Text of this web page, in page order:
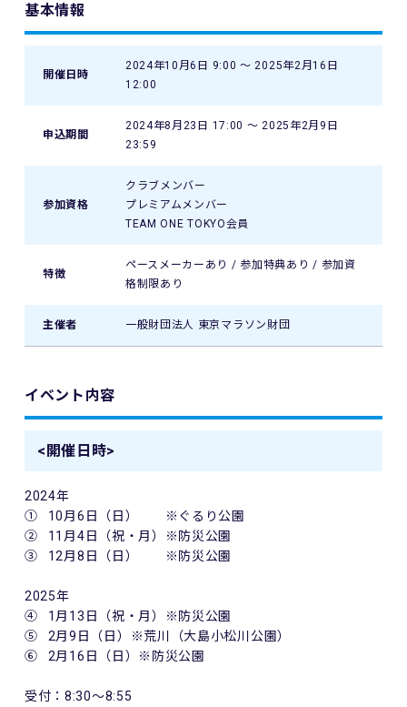
基本情報
開催日時
2024年10月6日 9:00 〜 2025年2月16日
12:00
申込期間
2024年8月23日 17:00 〜 2025年2月9日
23:59
参加資格
クラブメンバー
プレミアムメンバー
TEAM ONE TOKYO会員
特徴
ペースメーカーあり / 参加特典あり / 参加資
格制限あり
主催者 一般財団法人 東京マラソン財団
イベント内容
<開催日時>
2024年
① 10月 6 日（日） ※ぐるり公園
② 11 月 4 日（祝・月）※防災公園
③ 12月 8 日（日） ※防災公園
2025年
④ 1 月 13 日（祝・月）※防災公園
⑤ 2月9 日（日）※荒川（大島小松川公園）
⑥ 2月 16 日（日）※防災公園
受付： 8:30～8:55